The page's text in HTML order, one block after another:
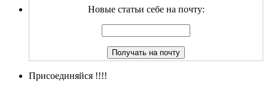
Новые статьи себе на почту:
Присоединяйся !!!!